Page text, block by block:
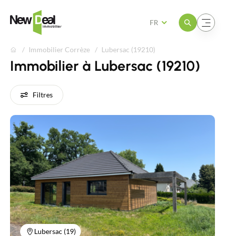
Ouvrir le menuOuvrir le menu
FR
Immobilier Corrèze Lubersac (19210)
Immobilier à Lubersac (19210)
Filtres
Lubersac (19)